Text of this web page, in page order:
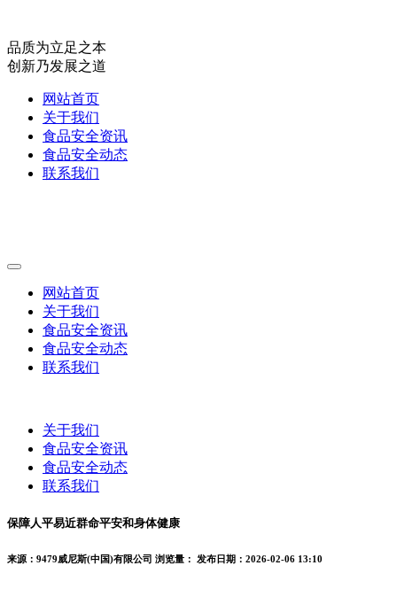
品质为立足之本
创新乃发展之道
网站首页
关于我们
食品安全资讯
食品安全动态
联系我们
网站首页
关于我们
食品安全资讯
食品安全动态
联系我们
关于我们
食品安全资讯
食品安全动态
联系我们
保障人平易近群命平安和身体健康
来源：9479威尼斯(中国)有限公司 浏览量： 发布日期：2026-02-06 13:10